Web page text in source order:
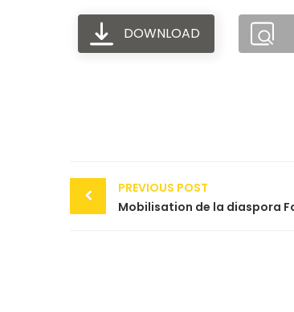
DOWNLOAD
Post
navigation
PREVIOUS POST